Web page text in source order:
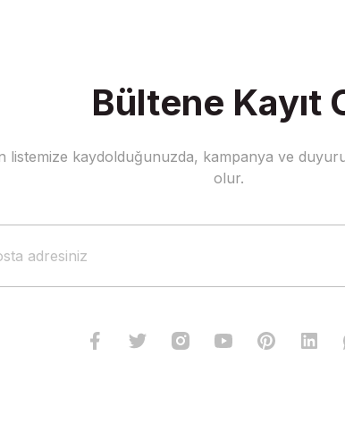
Gönder
Bültene Kayıt
listemize kaydolduğunuzda, kampanya ve
olur.